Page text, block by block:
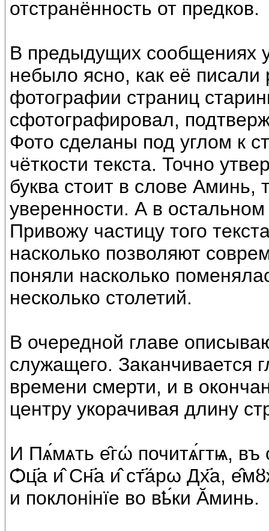
отстранённость от предков.
В предыдущих сообщениях
небыло ясно, как её
фотографии страниц
сфотографировал,
Фото сделаны под углом к
чёткости текста. Точно
буква стоит в слове Аминь,
уверенности. А в
Привожу частицу того
насколько позволяют
поняли насколько
несколько столетий.
В очередной главе
служащего. Заканчивается
времени смерти, и в
центру укорачивая длину
И Пѧ́мѧть е̑гώ почитѧ́гтѩ,
Ѻц҃а и̂ Сн҃а и̂ ст҃а́рω Дх҃а,
и поклонiнïе во вҍ́ки Ᾰминь.